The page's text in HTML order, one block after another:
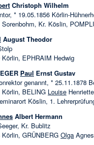
Christoph Wilhelm
* 19.05.1856 Körlin-
Kr. Köslin,
August Theodor
EPHRAIM Hedwig
Paul Ernst Gustav
genannt, * 25.11.1878
BELING Louise
Köslin, 1.
Albert Hermann
Kr. Bublitz
GRÜNBERG Olga